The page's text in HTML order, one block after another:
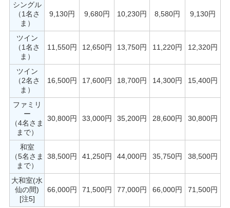
シングル
（1名さ
ま）
9,130円 9,680円 10,230円 8,580円 9,130円
ツイン
（1名さ
ま）
11,550円 12,650円 13,750円 11,220円 12,320円
ツイン
（2名さ
ま）
16,500円 17,600円 18,700円 14,300円 15,400円
ファミリ
ー
（4名さま
まで）
30,800円 33,000円 35,200円 28,600円 30,800円
和室
（5名さま
まで）
38,500円 41,250円 44,000円 35,750円 38,500円
大和室(水
仙の間)
[注5]
66,000円 71,500円 77,000円 66,000円 71,500円